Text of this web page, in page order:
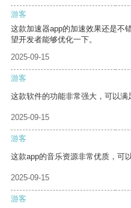
游客
这款加速器app的加速效果还是不
望开发者能够优化一下。
2025-09-15
游客
这款软件的功能非常强大，可以满
2025-09-15
游客
这款app的音乐资源非常优质，可
2025-09-15
游客